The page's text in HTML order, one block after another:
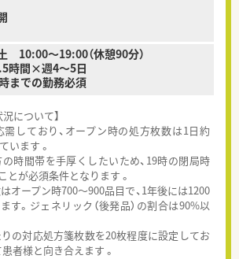
10:00～19:00（休憩90分）
時間×週4～5日
までの勤務必須
について】
しており、オープン時の処方枚数は1日約
います 。
時間帯を手厚くしたいため、19時の閉局時
とが必須条件となります 。
オープン時700〜900品目で、1年後には1200
す。ジェネリック（後発品）の割合は90%以
の対応処方箋枚数を20枚程度に設定してお
者様と向き合えます 。